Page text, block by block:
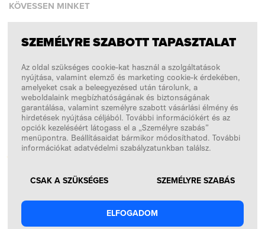
KÖVESSEN MINKET
Facebook
Instagram
Copyright © 2026SFD S. A.
A FIZETÉSEKET FELDOLGOZZA
SZEMÉLYRE SZABOTT TAPASZTALAT
Az oldal szükséges cookie-kat használ a szolgáltatások
nyújtása, valamint elemző és marketing cookie-k érdekében,
amelyeket csak a beleegyezésed után tárolunk, a
weboldalaink megbízhatóságának és biztonságának
garantálása, valamint személyre szabott vásárlási élmény és
hirdetések nyújtása céljából. További információkért és az
opciók kezeléséért látogass el a „Személyre szabás”
menüpontra. Beállításaidat bármikor módosíthatod. További
információkat adatvédelmi szabályzatunkban találsz.
CSAK A SZÜKSÉGES SZEMÉLYRE SZABÁS
ELFOGADOM